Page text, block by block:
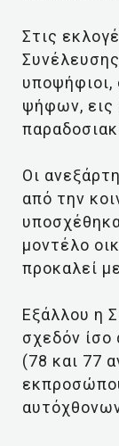
Στις
ψήφων,
Οι
από την
μοντέλο
προκαλεί
Εξάλλου η
σχεδόν ίσο
(78 και 77